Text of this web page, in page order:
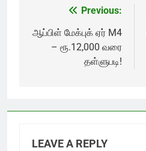
navigation
Previous:
ஆப்பிள் மேக்புக் ஏர் M4
– ரூ.12,000 வரை
தள்ளுபடி!
LEAVE A REPLY